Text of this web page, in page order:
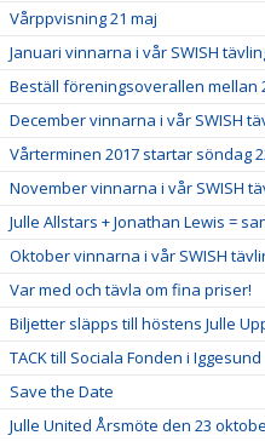
Vårppvisning 21 maj
Januari vinnarna i vår SWISH
Beställ föreningsoverallen mellan
December vinnarna i vår SWISH
Vårterminen 2017 startar söndag
November vinnarna i vår SWISH
Julle Allstars + Jonathan Lewis =
Oktober vinnarna i vår SWISH
Var med och tävla om fina priser!
Biljetter släpps till höstens Julle
TACK till Sociala Fonden i Iggesund
Save the Date
Julle United Årsmöte den 23